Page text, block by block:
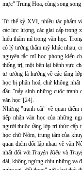
mực" Trung Hoa, cùng song song
Từ thế kỷ XVI, nhiều tác phẩm
các lực lượng, các giai cấp trong
hiếu thẩm mĩ trong văn học.
có lý tưởng thẩm mỹ khác nhau,
nguyên tắc mĩ học phong kiến
thống trị, một bên lại bênh vực
tư tưởng là hướng về các tầng
học bị phân hoá, chứ không
đầu "nảy sinh những cuộc tranh
văn học"[24].
Những "tranh cãi" về quan
tiếp nhận văn học của những
người thuộc tầng lớp trí thức cấp
học chữ Nôm, trung tâm của
quan điểm đối lập nhau về văn
nhất đối vớiTruyện Kiều và
dài, không ngừng chịu những va